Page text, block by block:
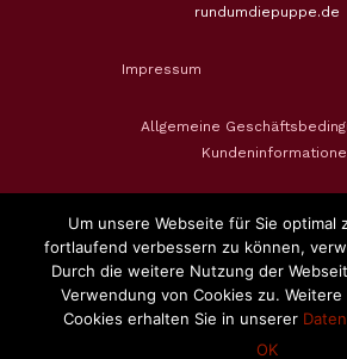
rundumdiepuppe.de
Impressum
Allgemeine
Widerrufsbelehrung &
Zahlungsweisen
Um unsere Webseite für Sie optimal
fortlaufend verbessern zu können,
Durch die weitere Nutzung der
Verwendung von Cookies zu.
Cookies erhalten Sie in unserer
OK